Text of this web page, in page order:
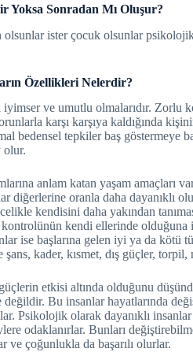
Yoksa Sonradan Mı Oluşur?
ister çocuk olsunlar
Özellikleri Nelerdir?
ve umutlu olmalarıdır. Zorlu
karşı karşıya kaldığında
bedensel tepkiler baş
olur.
anlam katan yaşam amaçları
oranla daha dayanıklı
kendisini daha yakından
kendi ellerinde olduğuna
ise başlarına gelen iyi ya da kötü
kader, kısmet, dış güçler,
etkisi altında olduğunu
Bu insanlar hayatlarında
Psikolojik olarak dayanıklı
odaklanırlar. Bunları
ve çoğunlukla da başarılı olurlar.